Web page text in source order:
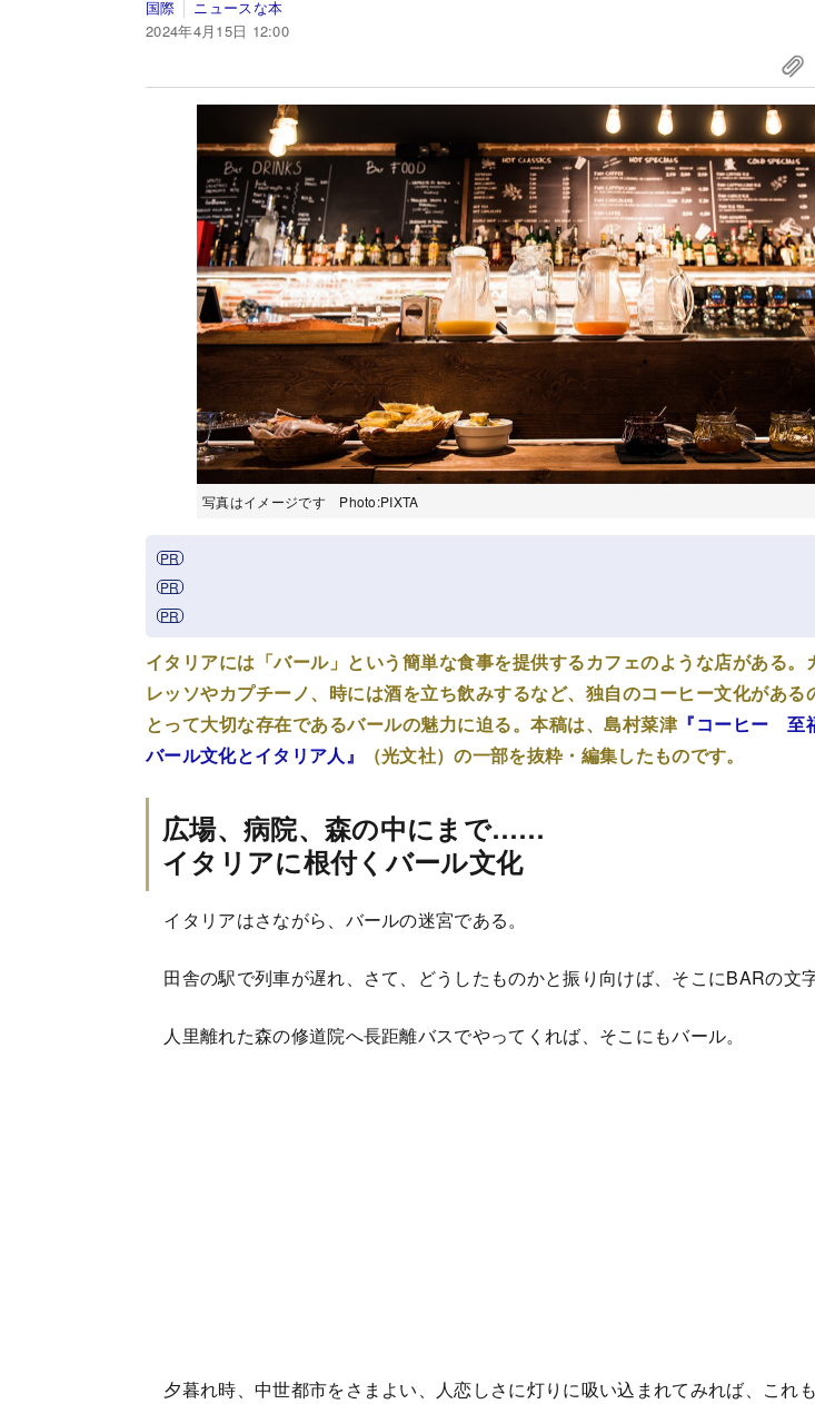
国際
ニュースな本
2024年4月15日 12:00
写真はイメージです Photo:PIXTA
イタリアには「バール」という簡単な食事を提供するカフェのような店がある。
レッソやカプチーノ、時には酒を立ち飲みするなど、独自のコーヒー文化がある
とって大切な存在であるバールの魅力に迫る。本稿は、島村菜津 『コーヒー 至
バール文化とイタリア人』
（光文社）の一部を抜粋・編集したものです。
広場、病院、森の中にまで……
イタリアに根付くバール文化
イタリアはさながら、バールの迷宮である。
田舎の駅で列車が遅れ、さて、どうしたものかと振り向けば、そこにBARの文字
人里離れた森の修道院へ長距離バスでやってくれば、そこにもバール。
夕暮れ時、中世都市をさまよい、人恋しさに灯りに吸い込まれてみれば、これも